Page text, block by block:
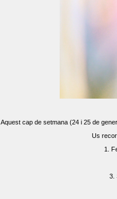
Aquest cap de setmana (24 i 25 de
Us
1.
3.